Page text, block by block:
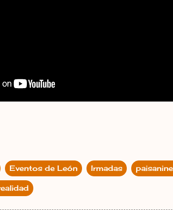
Eventos de León Irmadas